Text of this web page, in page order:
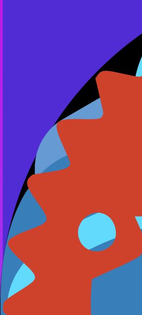
关系型表
PostgreSQL 内置了强大的原生功能，
GiST 索引
高级索引
通用搜索树索引，支持范围、几何和邻
JSONB 和 GIN 索引
半结构化数据
使用 JSONB 类型高效存储和查询